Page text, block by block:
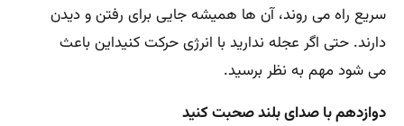
سریع راه می روند، آن ها همیشه جایی برای رفتن و دیدن
دارند. حتی اگر عجله ندارید با انرژی حرکت کنیداین باعث
می شود مهم به نظر برسید.
دوازدهم با صدای بلند صحبت کنید